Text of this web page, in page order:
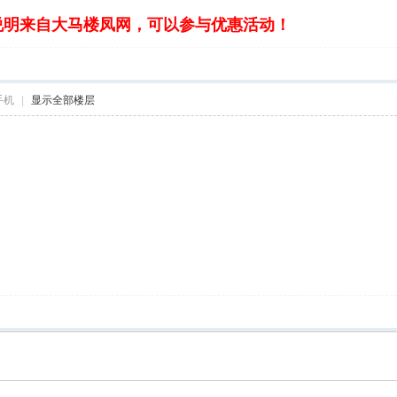
来自大马楼凤网，可以参与优惠活动！
机 显示全部楼层